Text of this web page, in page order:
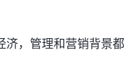
济，管理和营销背景都